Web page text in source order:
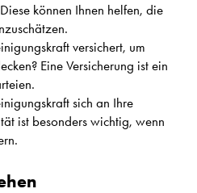
können Ihnen helfen, die
versichert, um
Eine Versicherung ist ein
sich an Ihre
ist besonders wichtig, wenn